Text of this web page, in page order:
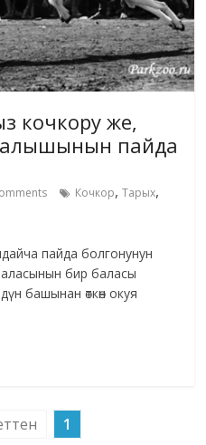
кочкору же,
пайда
Кочкор,Тарых,
пайда болгонунун
бир баласы
башынан өткөн окуя
1